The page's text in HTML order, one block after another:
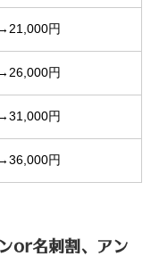
円
円
円
円
or名刺割、アン